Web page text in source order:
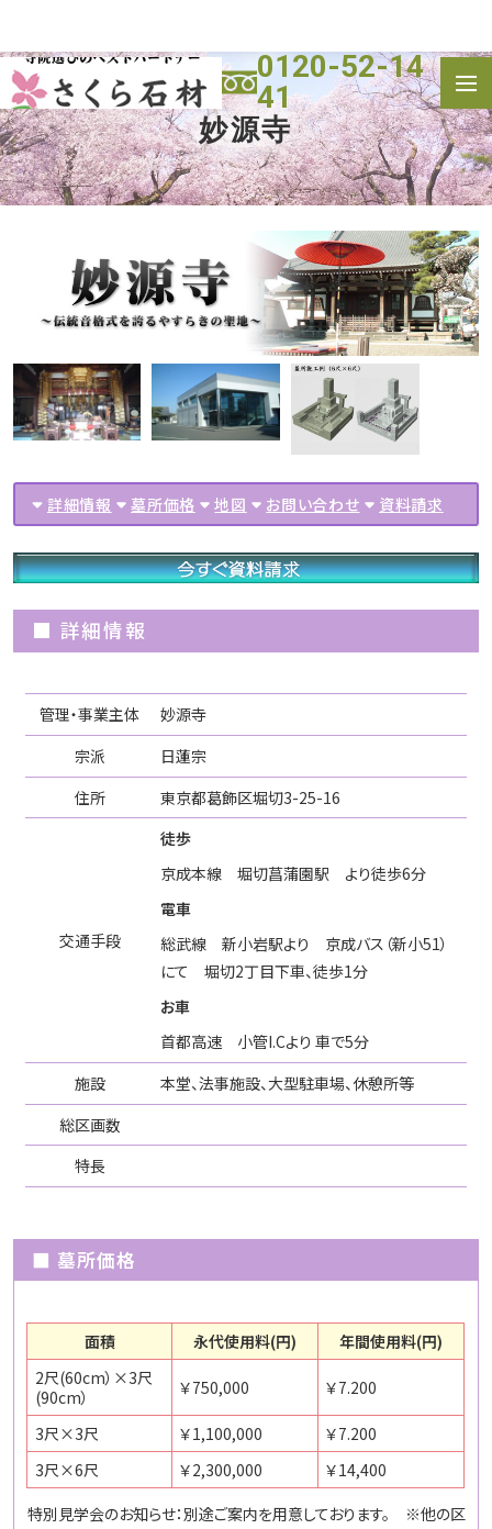
0120-52-14
41トップ
霊園一覧
寺院(墓地)
施工実績
よくある質問
会社概要
お問い合わせ
妙源寺
詳細情報 墓所価格 地図 お問い合わせ 資料請求
■ 詳細情報
管理・事業主体
妙源寺
宗派
日蓮宗
住所
東京都葛飾区堀切3-25-16
交通手段
徒歩
京成本線 堀切菖蒲園駅 より徒歩6分
電車
総武線 新小岩駅より 京成バス（新小51）
にて 堀切2丁目下車、徒歩1分
お車
首都高速 小管I.Cより 車で5分
施設
本堂、法事施設、大型駐車場、休憩所等
総区画数
特長
■ 墓所価格
面積 永代使用料(円)
年間使用料(円)
2尺(60cm）×3尺
(90cm）
￥750,000 ￥7.200
3尺×3尺 ￥1,100,000
￥7.200
3尺×6尺
￥2,300,000 ￥14,400
特別見学会のお知らせ：別途ご案内を用意しております。 ※他の区